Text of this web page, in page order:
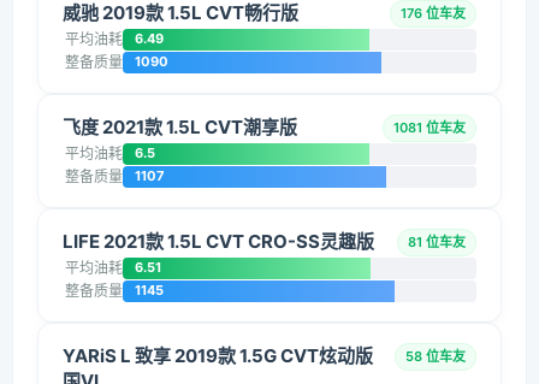
威驰 2019款 1.5L CVT畅行版 176 位车友
平均油耗 6.49
整备质量 1090
飞度 2021款 1.5L CVT潮享版 1081 位车友
平均油耗 6.5
整备质量 1107
LIFE 2021款 1.5L CVT CRO-SS灵趣版 81 位车友
平均油耗 6.51
整备质量 1145
YARiS L 致享 2019款 1.5G CVT炫动版
58 位车友